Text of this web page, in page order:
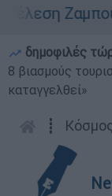
Ζαμπούνη
δημοφιλές
8 βιασμούς
καταγγελθεί»
┋